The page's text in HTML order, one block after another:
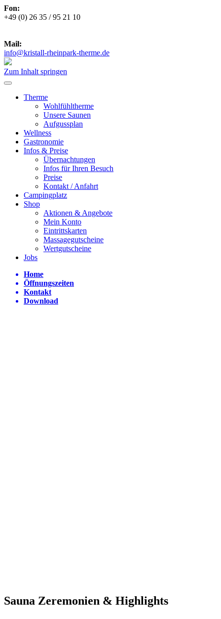
Fon:
+49 (0) 26 35 / 95 21 10
Mail:
info@kristall-rheinpark-therme.de
Zum Inhalt springen
Therme
Wohlfühltherme
Unsere Saunen
Aufgussplan
Wellness
Gastronomie
Infos & Preise
Übernachtungen
Infos für Ihren Besuch
Preise
Kontakt / Anfahrt
Campingplatz
Shop
Aktionen & Angebote
Mein Konto
Eintrittskarten
Massagegutscheine
Wertgutscheine
Jobs
Home
Öffnungszeiten
Kontakt
Download
Sauna Zeremonien & Highlights